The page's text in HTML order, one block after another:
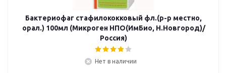
Бактериофаг стафилококковый фл.(р-р местно,
орал.) 100мл (Микроген НПО(ИмБио, Н.Новгород)/
Россия)
Нет в наличии